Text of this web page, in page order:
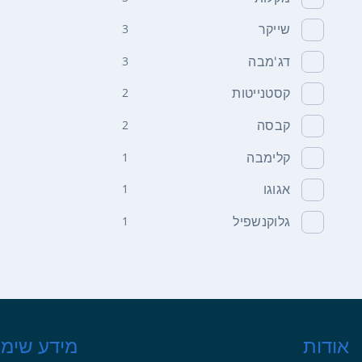
שייקר 3
דג'מבה 3
קסטנייטות 2
קבסה 2
קלימבה 1
אגוגו 1
גלוקנשפיל 1
אודות מידע